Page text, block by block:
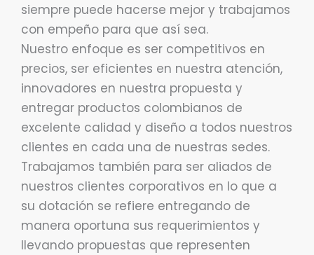
siempre puede hacerse mejor y trabajamos
con empeño para que así sea.
Nuestro enfoque es ser competitivos en
precios, ser eficientes en nuestra atención,
innovadores en nuestra propuesta y
entregar productos colombianos de
excelente calidad y diseño a todos nuestros
clientes en cada una de nuestras sedes.
Trabajamos también para ser aliados de
nuestros clientes corporativos en lo que a
su dotación se refiere entregando de
manera oportuna sus requerimientos y
llevando propuestas que representen